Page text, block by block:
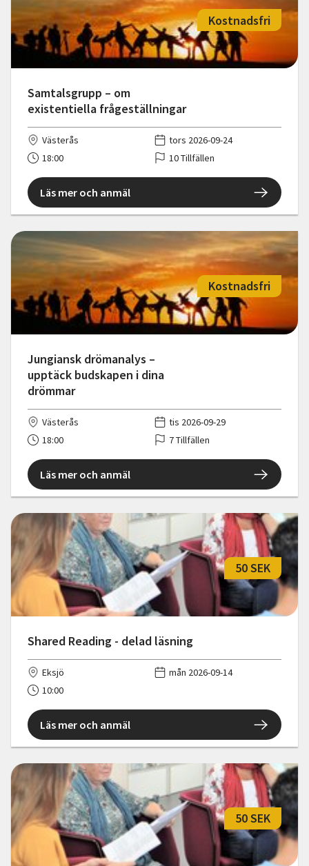
Samtalsgrupp – om
existentiella frågeställningar
Kostnadsfri
Västerås
tors 2026-09-24
18:00
10 Tillfällen
Läs mer och anmäl
Jungiansk drömanalys –
upptäck budskapen i dina
drömmar
Kostnadsfri
Västerås
tis 2026-09-29
18:00
7 Tillfällen
Läs mer och anmäl
Shared Reading - delad läsning
50 SEK
Eksjö
mån 2026-09-14
10:00
Läs mer och anmäl
50 SEK